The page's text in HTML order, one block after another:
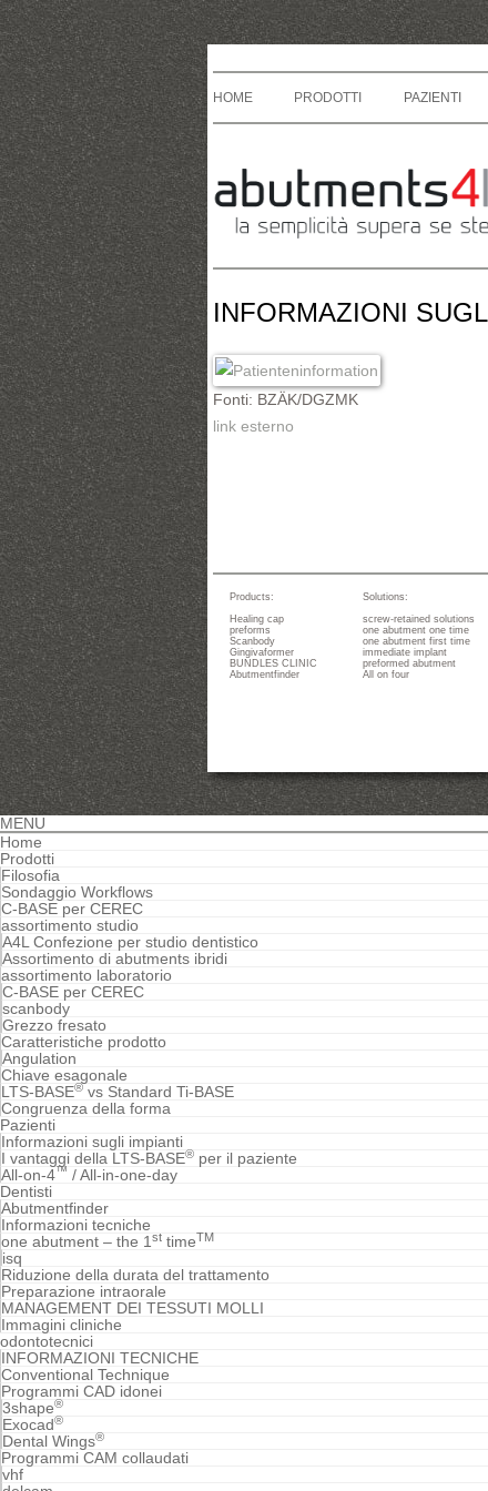
HOME PRODOTTI PAZIENTI
INFORMAZIONI
Fonti: BZÄK/DGZMK
link esterno
Products:
Healing cap
preforms
Scanbody
Gingivaformer
BUNDLES CLINIC
Abutmentfinder
Solutions:
screw-retained solutions
one abutment one time
one abutment first time
immediate implant
preformed abutment
All on four
MENU
Home
Prodotti
Filosofia
Sondaggio Workflows
C-BASE per CEREC
assortimento studio
A4L Confezione per studio dentistico
Assortimento di abutments ibridi
assortimento laboratorio
C-BASE per CEREC
scanbody
Grezzo fresato
Caratteristiche prodotto
Angulation
Chiave esagonale
LTS-BASE® vs Standard Ti-BASE
Congruenza della forma
Pazienti
Informazioni sugli impianti
I vantaggi della LTS-BASE® per il paziente
All-on-4™ / All-in-one-day
Dentisti
Abutmentfinder
Informazioni tecniche
one abutment – the 1st timeTM
isq
Riduzione della durata del trattamento
Preparazione intraorale
MANAGEMENT DEI TESSUTI MOLLI
Immagini cliniche
odontotecnici
INFORMAZIONI TECNICHE
Conventional Technique
Programmi CAD idonei
3shape®
Exocad®
Dental Wings®
Programmi CAM collaudati
vhf